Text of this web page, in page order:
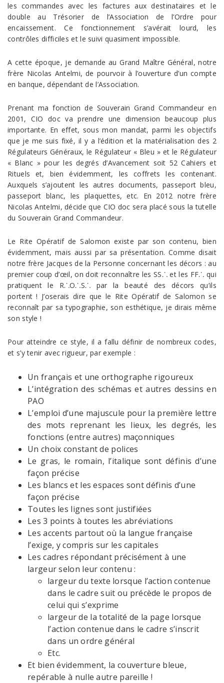
les commandes avec les factures aux destinataires et le
double au Trésorier de l’Association de l’Ordre pour
encaissement. Ce fonctionnement s’avérait lourd, les
contrôles difficiles et le suivi quasiment impossible.
A cette époque, je demande au Grand Maître Général, notre
frère Nicolas Antelmi, de pourvoir à l’ouverture d’un compte
en banque, dépendant de l’Association.
Prenant ma fonction de Souverain Grand Commandeur en
2001, CIO doc va prendre une dimension beaucoup plus
importante. En effet, sous mon mandat, parmi les objectifs
que je me suis fixé, il y a l’édition et la matérialisation des 2
Régulateurs Généraux, le Régulateur « Bleu » et le Régulateur
« Blanc » pour les degrés d’Avancement soit 52 Cahiers et
Rituels et, bien évidemment, les coffrets les contenant.
Auxquels s’ajoutent les autres documents, passeport bleu,
passeport blanc, les plaquettes, etc. En 2012 notre frère
Nicolas Antelmi, décide que CIO doc sera placé sous la tutelle
du Souverain Grand Commandeur.
Le Rite Opératif de Salomon existe par son contenu, bien
évidemment, mais aussi par sa présentation. Comme disait
notre frère Jacques de la Personne concernant les décors : au
premier coup d’œil, on doit reconnaître les SS⸫ et les FF⸫ qui
pratiquent le R⸫O⸫S⸫ par la beauté des décors qu’ils
portent ! J’oserais dire que le Rite Opératif de Salomon se
reconnaît par sa typographie, son esthétique, je dirais même
son style !
Pour atteindre ce style, il a fallu définir de nombreux codes,
et s’y tenir avec rigueur, par exemple :
Un français et une orthographe rigoureux
L’intégration des schémas et autres dessins en
PAO
L’emploi d’une majuscule pour la première lettre
des mots reprenant les lieux, les degrés, les
fonctions (entre autres) maçonniques
Un choix constant de polices
Le gras, le romain, l’italique sont définis d’une
façon précise
Les blancs et les espaces sont définis d’une
façon précise
Toutes les lignes sont justifiées
Les 3 points à toutes les abréviations
Les accents partout où la langue française
l’exige, y compris sur les capitales
Les cadres répondant précisément à une
largeur selon leur contenu :
largeur du texte lorsque l’action contenue
dans le cadre suit ou précède le propos de
celui qui s’exprime
largeur de la totalité de la page lorsque
l’action contenue dans le cadre s’inscrit
dans un ordre général
Etc.
Et bien évidemment, la couverture bleue,
repérable à nulle autre pareille !